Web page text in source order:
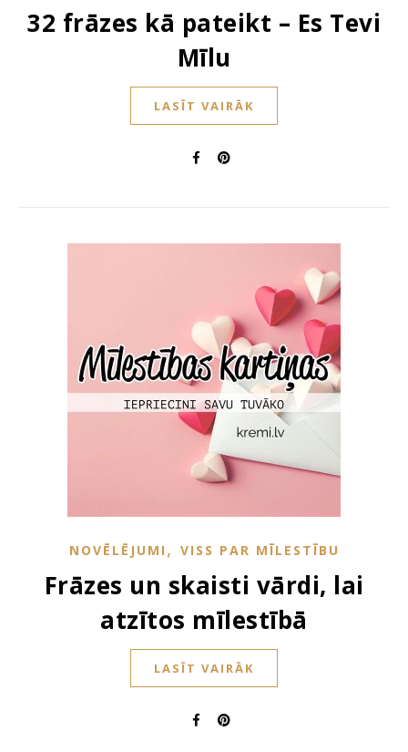
32 frāzes kā pateikt – Es Tevi
Mīlu
LASĪT VAIRĀK
NOVĒLĒJUMI , VISS PAR MĪLESTĪBU
Frāzes un skaisti vārdi, lai
atzītos mīlestībā
LASĪT VAIRĀK